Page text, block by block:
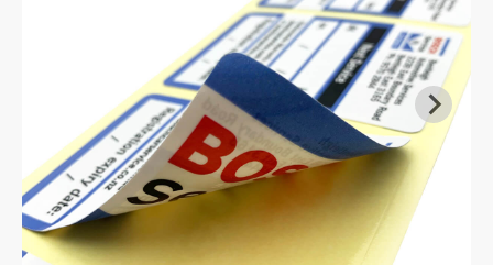
數位印刷
其他印刷服務
印刷加工